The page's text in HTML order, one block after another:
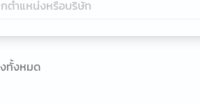
ทั้งหมด